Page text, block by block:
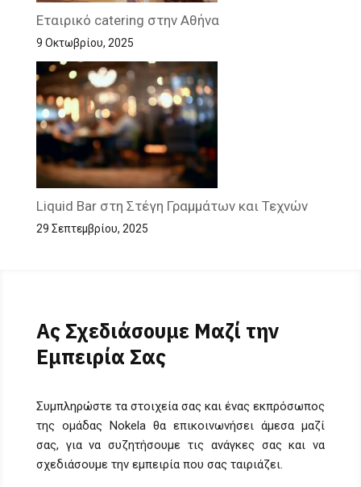
Εταιρικό catering στην Αθήνα
9 Οκτωβρίου, 2025
Liquid Bar στη Στέγη Γραμμάτων και Τεχνών
29 Σεπτεμβρίου, 2025
Ας Σχεδιάσουμε Μαζί την
Εμπειρία Σας
Συμπληρώστε τα στοιχεία σας και ένας εκπρόσωπος
της ομάδας Nokela θα επικοινωνήσει άμεσα μαζί
σας, για να συζητήσουμε τις ανάγκες σας και να
σχεδιάσουμε την εμπειρία που σας ταιριάζει.